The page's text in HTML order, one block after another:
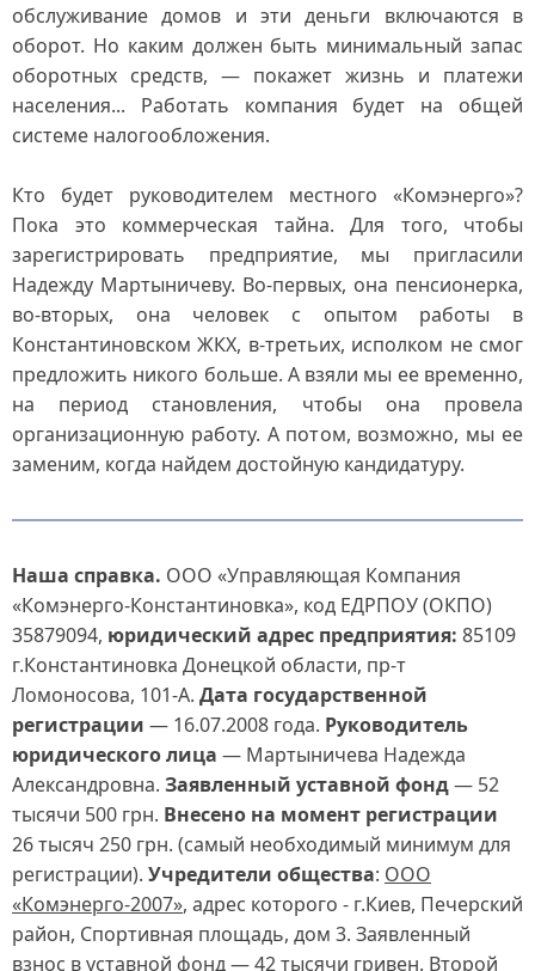
обслуживание домов и эти деньги включаются в
оборот. Но каким должен быть минимальный запас
оборотных средств, — покажет жизнь и платежи
населения... Работать компания будет на общей
системе налогообложения.
Кто будет руководителем местного «Комэнерго»?
Пока это коммерческая тайна. Для того, чтобы
зарегистрировать предприятие, мы пригласили
Надежду Мартыничеву. Во-первых, она пенсионерка,
во-вторых, она человек с опытом работы в
Константиновском ЖКХ, в-третьих, исполком не смог
предложить никого больше. А взяли мы ее временно,
на период становления, чтобы она провела
организационную работу. А потом, возможно, мы ее
заменим, когда найдем достойную кандидатуру.
Наша справка. ООО «Управляющая Компания
«Комэнерго-Константиновка», код ЕДРПОУ (ОКПО)
35879094, юридический адрес предприятия: 85109
г.Константиновка Донецкой области, пр-т
Ломоносова, 101-А. Дата государственной
регистрации — 16.07.2008 года. Руководитель
юридического лица — Мартыничева Надежда
Александровна. Заявленный уставной фонд— 52
тысячи 500 грн. Внесено на момент регистрации
26 тысяч 250 грн. (самый необходимый минимум для
регистрации). Учредители общества: ООО
«Комэнерго-2007», адрес которого - г.Киев, Печерский
район, Спортивная площадь, дом 3. Заявленный
взнос в уставной фонд — 42 тысячи гривен. Второй